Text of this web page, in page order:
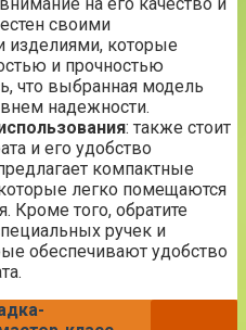
своими
изделиями, которые
и прочностью
что выбранная модель
надежности.
: также стоит
и его удобство
компактные
легко помещаются
Кроме того, обратите
ручек и
обеспечивают удобство